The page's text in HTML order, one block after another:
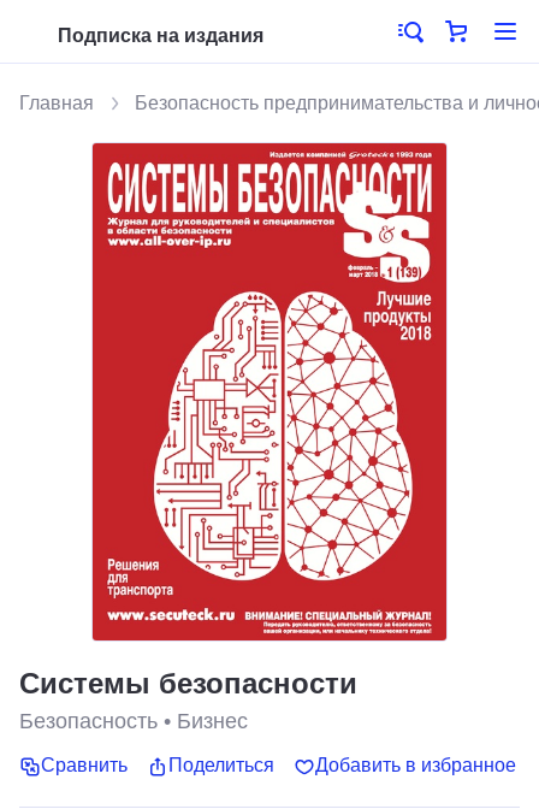
Подписка на издания
Главная Безопасность предпринимательства и
Системы безопасности
Безопасность • Бизнес
Сравнить Поделиться Добавить в избранное